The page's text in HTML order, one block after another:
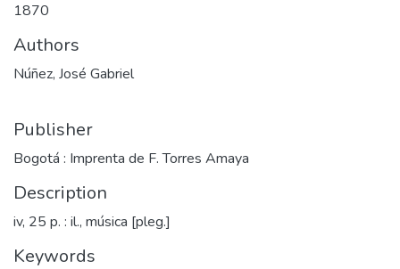
1870
Authors
Núñez, José Gabriel
Publisher
Bogotá : Imprenta de F. Torres Amaya
Description
iv, 25 p. : il., música [pleg.]
Keywords